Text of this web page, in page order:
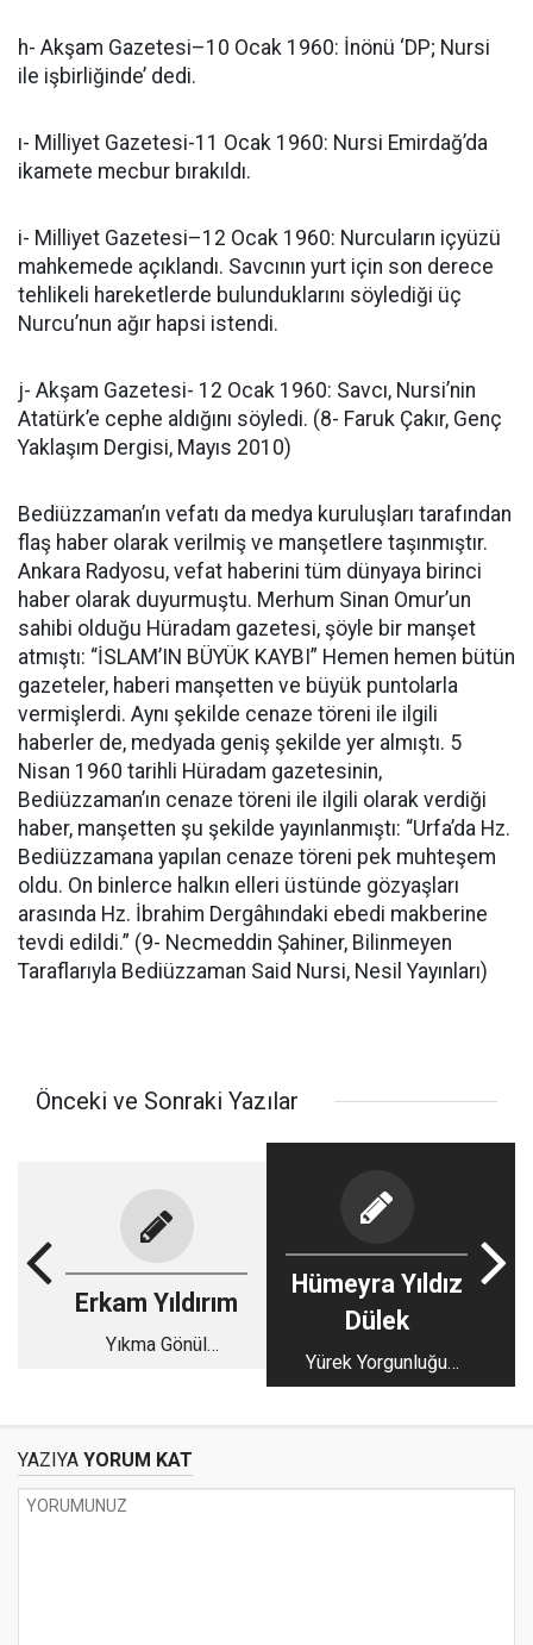
h- Akşam Gazetesi–10 Ocak 1960: İnönü ‘DP; Nursi
ile işbirliğinde’ dedi.
ı- Milliyet Gazetesi-11 Ocak 1960: Nursi Emirdağ’da
ikamete mecbur bırakıldı.
i- Milliyet Gazetesi–12 Ocak 1960: Nurcuların içyüzü
mahkemede açıklandı. Savcının yurt için son derece
tehlikeli hareketlerde bulunduklarını söylediği üç
Nurcu’nun ağır hapsi istendi.
j- Akşam Gazetesi- 12 Ocak 1960: Savcı, Nursi’nin
Atatürk’e cephe aldığını söyledi. (8- Faruk Çakır, Genç
Yaklaşım Dergisi, Mayıs 2010)
Bediüzzaman’ın vefatı da medya kuruluşları tarafından
flaş haber olarak verilmiş ve manşetlere taşınmıştır.
Ankara Radyosu, vefat haberini tüm dünyaya birinci
haber olarak duyurmuştu. Merhum Sinan Omur’un
sahibi olduğu Hüradam gazetesi, şöyle bir manşet
atmıştı: “İSLAM’IN BÜYÜK KAYBI” Hemen hemen bütün
gazeteler, haberi manşetten ve büyük puntolarla
vermişlerdi. Aynı şekilde cenaze töreni ile ilgili
haberler de, medyada geniş şekilde yer almıştı. 5
Nisan 1960 tarihli Hüradam gazetesinin,
Bediüzzaman’ın cenaze töreni ile ilgili olarak verdiği
haber, manşetten şu şekilde yayınlanmıştı: “Urfa’da Hz.
Bediüzzamana yapılan cenaze töreni pek muhteşem
oldu. On binlerce halkın elleri üstünde gözyaşları
arasında Hz. İbrahim Dergâhındaki ebedi makberine
tevdi edildi.” (9- Necmeddin Şahiner, Bilinmeyen
Taraflarıyla Bediüzzaman Said Nursi, Nesil Yayınları)
Önceki ve Sonraki Yazılar
Erkam Yıldırım
Yıkma Gönül
Hümeyra Yıldız
Dülek
Yürek Yorgunluğu
Ayrılık
YAZIYA YORUM KAT